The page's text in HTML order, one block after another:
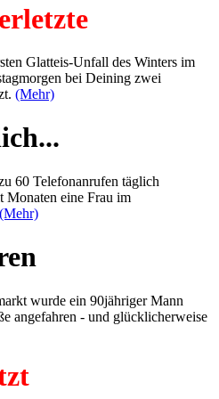
Glatteis-Unfall des Winters im
bei Deining zwei
(Mehr)
60 Telefonanrufen täglich
Monaten eine Frau im
(Mehr)
wurde ein 90jähriger Mann
angefahren - und glücklicherweise